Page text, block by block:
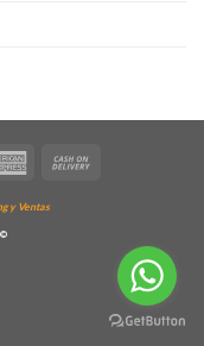
y Ventas